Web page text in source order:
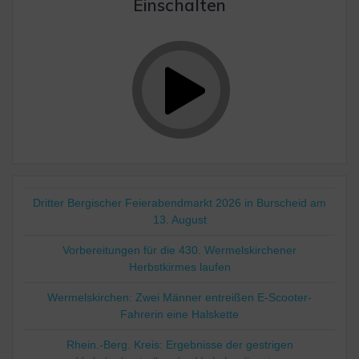
Einschalten
Dritter Bergischer Feierabendmarkt 2026 in Burscheid am
13. August
Vorbereitungen für die 430. Wermelskirchener
Herbstkirmes laufen
Wermelskirchen: Zwei Männer entreißen E-Scooter-
Fahrerin eine Halskette
Rhein.-Berg. Kreis: Ergebnisse der gestrigen